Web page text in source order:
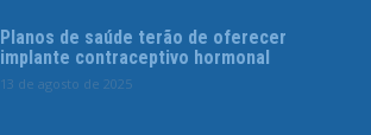
Planos de saúde terão de oferecer
implante contraceptivo hormonal
13 de agosto de 2025